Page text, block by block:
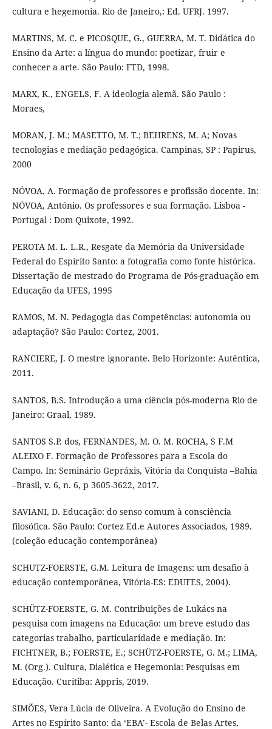
cultura e hegemonia. Rio de Janeiro,: Ed. UFRJ. 1997.
MARTINS, M. C. e PICOSQUE, G., GUERRA, M. T. Didática do
Ensino da Arte: a língua do mundo: poetizar, fruir e
conhecer a arte. São Paulo: FTD, 1998.
MARX, K., ENGELS, F. A ideologia alemã. São Paulo :
Moraes,
MORAN, J. M.; MASETTO, M. T.; BEHRENS, M. A; Novas
tecnologias e mediação pedagógica. Campinas, SP : Papirus,
2000
NÓVOA, A. Formação de professores e profissão docente. In:
NÓVOA, António. Os professores e sua formação. Lisboa -
Portugal : Dom Quixote, 1992.
PEROTA M. L. L.R., Resgate da Memória da Universidade
Federal do Espírito Santo: a fotografia como fonte histórica.
Dissertação de mestrado do Programa de Pós-graduação em
Educação da UFES, 1995
RAMOS, M. N. Pedagogia das Competências: autonomia ou
adaptação? São Paulo: Cortez, 2001.
RANCIERE, J. O mestre ignorante. Belo Horizonte: Autêntica,
2011.
SANTOS, B.S. Introdução a uma ciência pós-moderna Rio de
Janeiro: Graal, 1989.
SANTOS S.P. dos, FERNANDES, M. O. M. ROCHA, S F.M
ALEIXO F. Formação de Professores para a Escola do
Campo. In: Seminário Gepráxis, Vitória da Conquista –Bahia
–Brasil, v. 6, n. 6, p 3605-3622, 2017.
SAVIANI, D. Educação: do senso comum à consciência
filosófica. São Paulo: Cortez Ed.e Autores Associados, 1989.
(coleção educação contemporânea)
SCHUTZ-FOERSTE, G.M. Leitura de Imagens: um desafio à
educação contemporânea, Vitória-ES: EDUFES, 2004).
SCHÜTZ-FOERSTE, G. M. Contribuições de Lukács na
pesquisa com imagens na Educação: um breve estudo das
categorias trabalho, particularidade e mediação. In:
FICHTNER, B.; FOERSTE, E.; SCHÜTZ-FOERSTE, G. M.; LIMA,
M. (Org.). Cultura, Dialética e Hegemonia: Pesquisas em
Educação. Curitiba: Appris, 2019.
SIMÕES, Vera Lúcia de Oliveira. A Evolução do Ensino de
Artes no Espírito Santo: da ‘EBA’- Escola de Belas Artes,